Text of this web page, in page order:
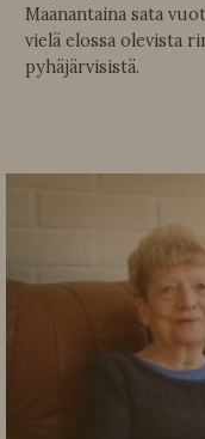
Maanantaina sata
vielä elossa olevista
pyhäjärvisistä.